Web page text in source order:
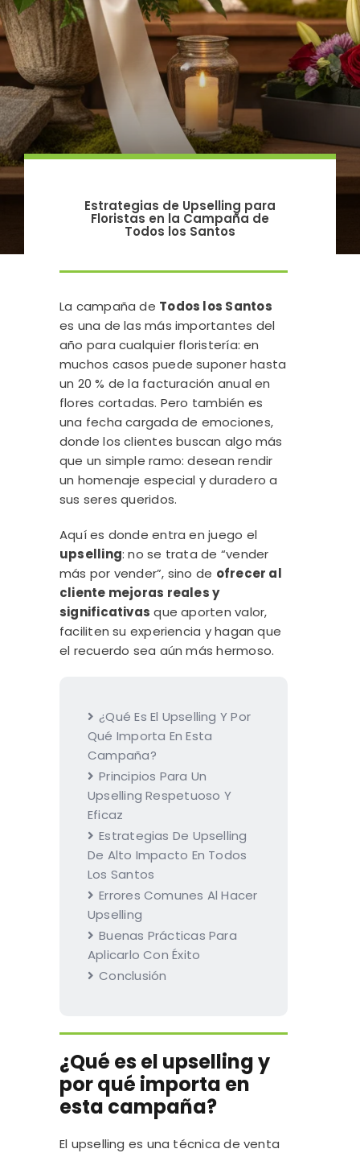
Estrategias de Upselling para
Floristas en la Campaña de
Todos los Santos
La campaña de Todos los Santos
es una de las más importantes del
año para cualquier floristería: en
muchos casos puede suponer hasta
un 20 % de la facturación anual en
flores cortadas. Pero también es
una fecha cargada de emociones,
donde los clientes buscan algo más
que un simple ramo: desean rendir
un homenaje especial y duradero a
sus seres queridos.
Aquí es donde entra en juego el
upselling: no se trata de “vender
más por vender”, sino de ofrecer al
cliente mejoras reales y
significativas que aporten valor,
faciliten su experiencia y hagan que
el recuerdo sea aún más hermoso.
¿Qué Es El Upselling Y Por
Qué Importa En Esta
Campaña?
Principios Para Un
Upselling Respetuoso Y
Eficaz
Estrategias De Upselling
De Alto Impacto En Todos
Los Santos
Errores Comunes Al Hacer
Upselling
Buenas Prácticas Para
Aplicarlo Con Éxito
Conclusión
¿Qué es el upselling y
por qué importa en
esta campaña?
El upselling es una técnica de venta